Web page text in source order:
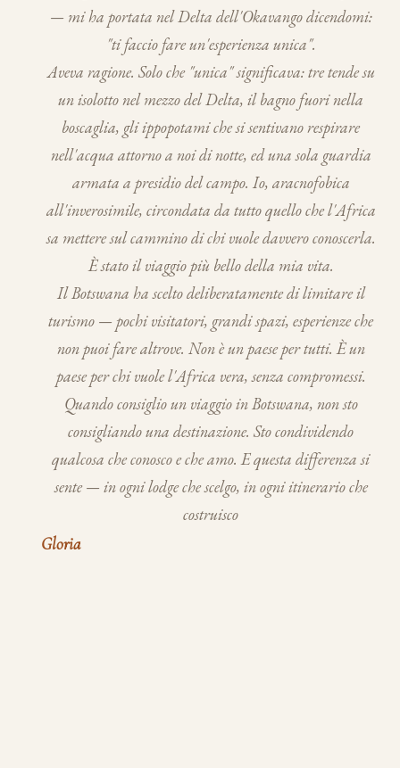
— mi ha portata nel Delta dell'Okavango dicendomi:
"ti faccio fare un'esperienza unica".
Aveva ragione. Solo che "unica" significava: tre tende su
un isolotto nel mezzo del Delta, il bagno fuori nella
boscaglia, gli ippopotami che si sentivano respirare
nell'acqua attorno a noi di notte, ed una sola guardia
armata a presidio del campo. Io, aracnofobica
all'inverosimile, circondata da tutto quello che l'Africa
sa mettere sul cammino di chi vuole davvero conoscerla.
È stato il viaggio più bello della mia vita.
Il Botswana ha scelto deliberatamente di limitare il
turismo — pochi visitatori, grandi spazi, esperienze che
non puoi fare altrove. Non è un paese per tutti. È un
paese per chi vuole l'Africa vera, senza compromessi.
Quando consiglio un viaggio in Botswana, non sto
consigliando una destinazione. Sto condividendo
qualcosa che conosco e che amo. E questa differenza si
sente — in ogni lodge che scelgo, in ogni itinerario che
costruisco
Gloria